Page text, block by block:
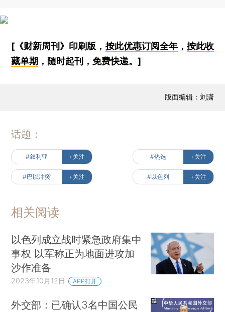
[《财新周刊》印刷版， 按此优惠订阅全年， 按此收
藏单期 ，随时起刊，免费快递。]
版面编辑：刘潇
话题：
#叙利亚 +关注 #热选 +关注
#巴以冲突 +关注 #以色列 +关注
相关阅读
以色列成立战时紧急政府集中
事权 以军称正为地面进攻加
沙作准备
2023年10月12日 APP打开
外交部：已确认3名中国公民